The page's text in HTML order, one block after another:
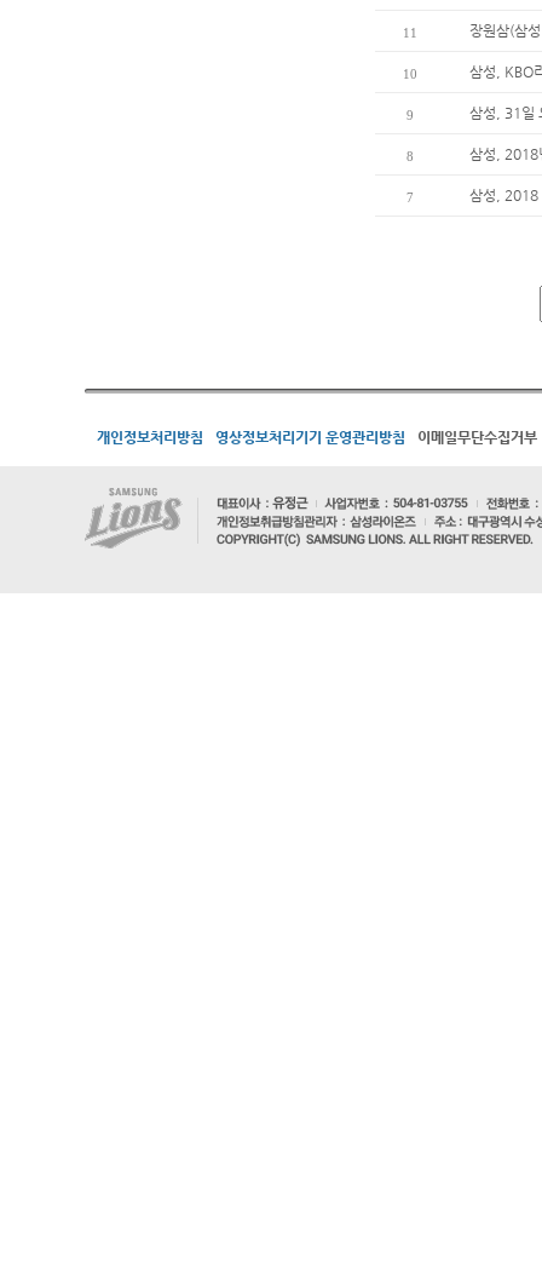
11 장원삼(삼
10 삼성, KBO
9 삼성, 31일
8 삼성, 2018
7 삼성, 2018
개인정보처리방침 영상정보처리기기 운영관리방침 이메일무단수집거부